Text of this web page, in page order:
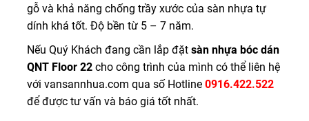
gỗ và khả năng chống trầy xước của sàn nhựa tự
dính khá tốt. Độ bền từ 5 – 7 năm.
Nếu Quý Khách đang cần lắp đặt sàn nhựa bóc dán
QNT Floor 22 cho công trình của mình có thể liên hệ
với vansannhua.com qua số Hotline 0916.422.522
để được tư vấn và báo giá tốt nhất.